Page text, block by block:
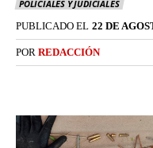
POLICIALES Y JUDICIALES
PUBLICADO EL 22 DE
POR REDACCIÓN